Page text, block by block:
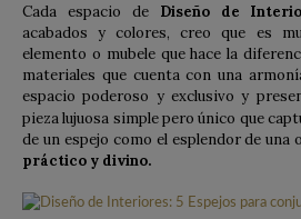
Cada espacio de Diseño de
acabados y colores, creo que es
elemento o mubele que hace la
materiales que cuenta con una
espacio poderoso y exclusivo y
pieza lujuosa simple pero único que
de un espejo como el esplendor de una
práctico y divino.